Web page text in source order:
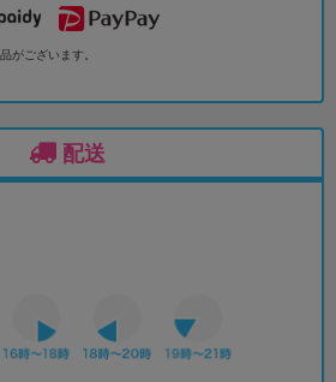
がございます。
配送